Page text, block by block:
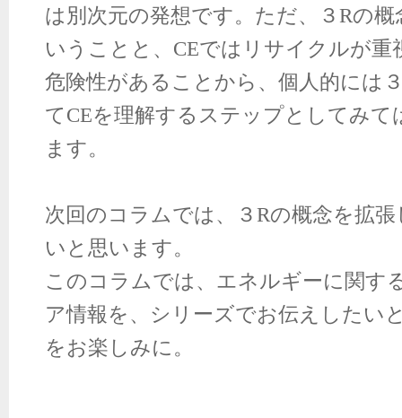
は別次元の発想です。ただ、３Rの概
いうことと、 CEではリサイクルが重
危険性があることから、個人的には
てCEを理解するステップとしてみて
ます。
次回のコラムでは、３Rの概念を拡張
いと思います。
このコラムでは、エネルギーに関す
ア情報を、シリーズでお伝えしたい
をお楽しみに。